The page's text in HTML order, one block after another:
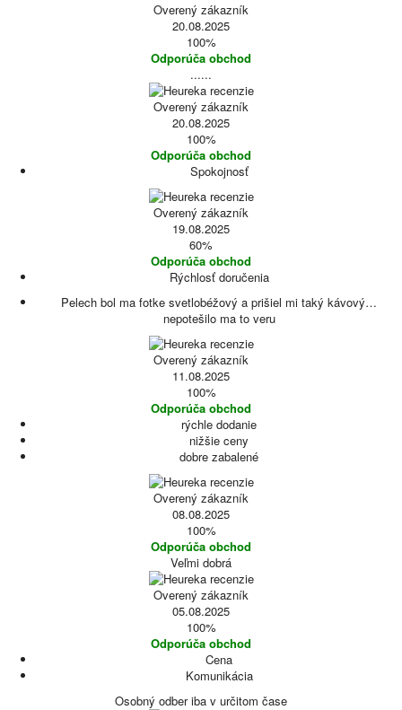
Overený zákazník
20.08.2025
100%
Odporúča obchod
......
Overený zákazník
20.08.2025
100%
Odporúča obchod
Spokojnosť
Overený zákazník
19.08.2025
60%
Odporúča obchod
Rýchlosť doručenia
Pelech bol ma fotke svetlobéžový a prišiel mi taký kávový…
nepotešilo ma to veru
Overený zákazník
11.08.2025
100%
Odporúča obchod
rýchle dodanie
nižšie ceny
dobre zabalené
Overený zákazník
08.08.2025
100%
Odporúča obchod
Veľmi dobrá
Overený zákazník
05.08.2025
100%
Odporúča obchod
Cena
Komunikácia
Osobný odber iba v určitom čase